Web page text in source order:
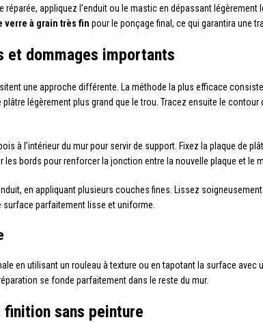
appliquez l’enduit ou le mastic en dépassant
verre à grain très fin pour le ponçage final, ce qui garantira une
et dommages importants
une approche différente. La méthode la plus efficace
légèrement plus grand que le trou. Tracez ensuite le contour
à l’intérieur du mur pour servir de support. Fixez la plaque de
bords pour renforcer la jonction entre la nouvelle plaque et le
en appliquant plusieurs couches fines. Lissez
parfaitement lisse et uniforme.
en utilisant un rouleau à texture ou en tapotant la surface avec
se fonde parfaitement dans le reste du mur.
finition sans peinture